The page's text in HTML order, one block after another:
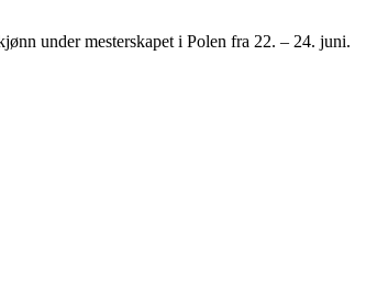
under mesterskapet i Polen fra 22. – 24. juni.